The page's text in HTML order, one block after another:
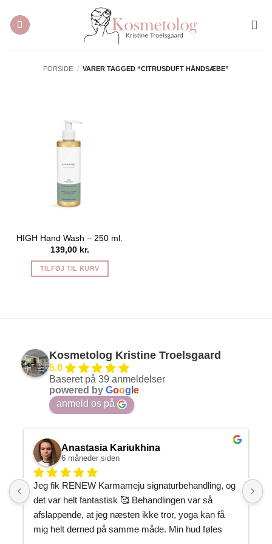
indhold
FORSIDE / VARER TAGGED “CITRUSDUFT HÅNDSÆBE”
HIGH Hand Wash – 250 ml.
139,00 kr.
TILFØJ TIL KURV
Kosmetolog Kristine Troelsgaard
5.0
Baseret på 39 anmeldelser
powered by Goog e
anmeld os på
Anastasia Kariukhina
6 måneder siden
Jeg fik RENEW Karmameju signaturbehandling, og
det var helt fantastisk 🥰 Behandlingen var så
afslappende, at jeg næsten ikke tror, yoga kan få
mig helt derned på samme måde. Min hud føles